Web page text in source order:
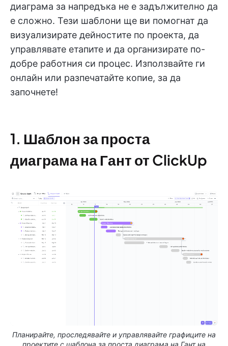
диаграма за напредъка не е задължително да
е сложно. Тези шаблони ще ви помогнат да
визуализирате дейностите по проекта, да
управлявате етапите и да организирате по-
добре работния си процес. Използвайте ги
онлайн или разпечатайте копие, за да
започнете!
1. Шаблон за проста
диаграма на Гант от ClickUp
Планирайте, проследявайте и управлявайте графиците на